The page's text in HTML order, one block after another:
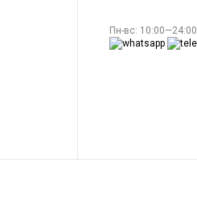
Пн-вс: 10:00—24:00